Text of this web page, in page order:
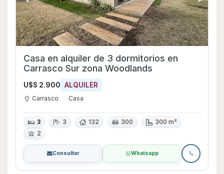
Casa en alquiler de 3 dormitorios en
Carrasco Sur zona Woodlands
U$S 2.900 ALQUILER
Carrasco Casa
3 3 132 300
300 m²
2
Consultar Whatsapp